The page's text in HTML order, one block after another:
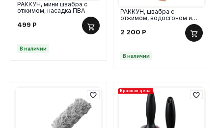
РАККУН, мини швабра с
отжимом, насадка ПВА
499 Р
В наличии
РАККУН, швабра с
отжимом, водосгоном и
2 200 Р
В наличии
Красная цена